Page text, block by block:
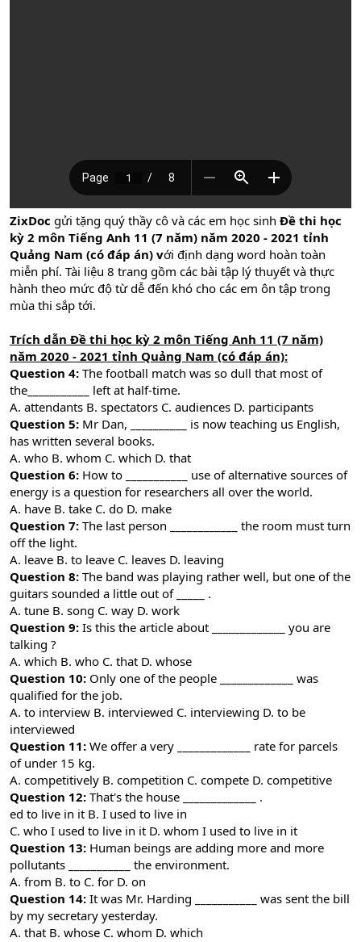
ZixDoc gửi tặng quý thầy cô và các em học sinh Đề thi học
kỳ 2 môn Tiếng Anh 11 (7 năm) năm 2020 - 2021 tỉnh
Quảng Nam (có đáp án) với định dạng word hoàn toàn
miễn phí. Tài liệu 8 trang gồm các bài tập lý thuyết và thực
hành theo mức độ từ dễ đến khó cho các em ôn tập trong
mùa thi sắp tới.
Trích dẫn Đề thi học kỳ 2 môn Tiếng Anh 11 (7 năm)
năm 2020 - 2021 tỉnh Quảng Nam (có đáp án):
Question 4: The football match was so dull that most of
the___________ left at half-time.
A. attendants B. spectators C. audiences D. participants
Question 5: Mr Dan, __________ is now teaching us English,
has written several books.
A. who B. whom C. which D. that
Question 6: How to ___________ use of alternative sources of
energy is a question for researchers all over the world.
A. have B. take C. do D. make
Question 7: The last person ____________ the room must turn
off the light.
A. leave B. to leave C. leaves D. leaving
Question 8: The band was playing rather well, but one of the
guitars sounded a little out of _____ .
A. tune B. song C. way D. work
Question 9: Is this the article about _____________ you are
talking ?
A. which B. who C. that D. whose
Question 10: Only one of the people _____________ was
qualified for the job.
A. to interview B. interviewed C. interviewing D. to be
interviewed
Question 11: We offer a very _____________ rate for parcels
of under 15 kg.
A. competitively B. competition C. compete D. competitive
Question 12: That's the house _____________ .
ed to live in it B. I used to live in
C. who I used to live in it D. whom I used to live in it
Question 13: Human beings are adding more and more
pollutants ___________ the environment.
A. from B. to C. for D. on
Question 14: It was Mr. Harding ___________ was sent the bill
by my secretary yesterday.
A. that B. whose C. whom D. which